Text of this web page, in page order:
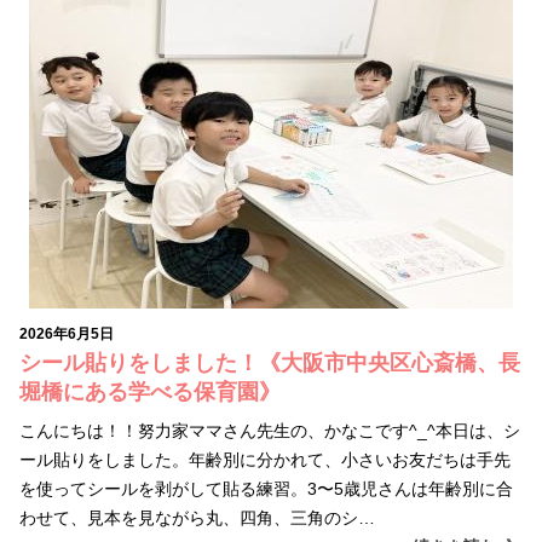
2026年6月5日
シール貼りをしました！《大阪市中央区心斎橋、長
堀橋にある学べる保育園》
こんにちは！！努力家ママさん先生の、かなこです^_^本日は、シ
ール貼りをしました。年齢別に分かれて、小さいお友だちは手先
を使ってシールを剥がして貼る練習。3〜5歳児さんは年齢別に合
わせて、見本を見ながら丸、四角、三角のシ…